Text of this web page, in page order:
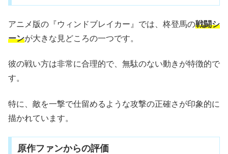
アニメ版の『ウィンドブレイカー』では、柊登馬の戦闘シ
ーンが大きな見どころの一つです。
彼の戦い方は非常に合理的で、無駄のない動きが特徴的で
す。
特に、敵を一撃で仕留めるような攻撃の正確さが印象的に
描かれています。
原作ファンからの評価